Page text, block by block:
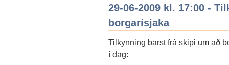
29-06-2009 kl. 17:00 -
borgarísjaka
Tilkynning barst frá skipi um að
í dag: